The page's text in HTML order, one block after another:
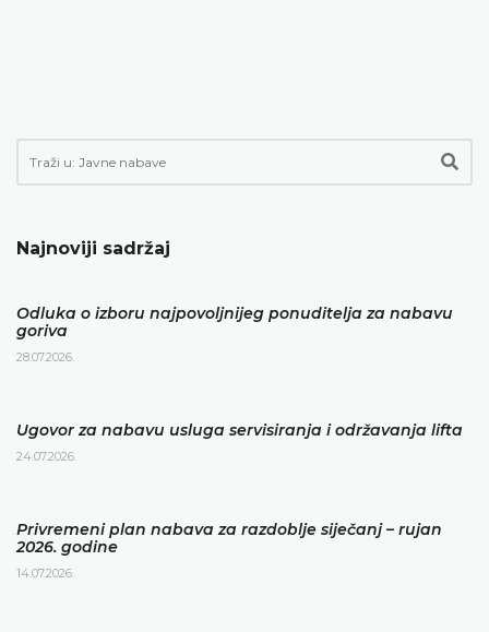
Najnoviji sadržaj
Odluka o izboru najpovoljnijeg ponuditelja za nabavu
goriva
28.07.2026.
Ugovor za nabavu usluga servisiranja i održavanja lifta
24.07.2026.
Privremeni plan nabava za razdoblje siječanj – rujan
2026. godine
14.07.2026.